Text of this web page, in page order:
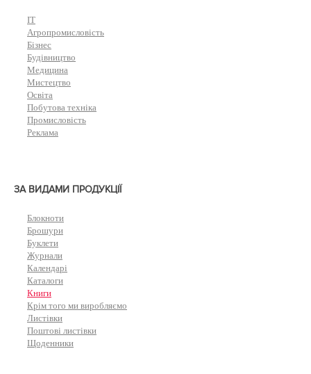
IT
Агропромисловість
Бізнес
Будівництво
Медицина
Мистецтво
Освіта
Побутова техніка
Промисловість
Реклама
ЗА ВИДАМИ ПРОДУКЦІЇ
Блокноти
Брошури
Буклети
Журнали
Календарі
Каталоги
Книги
Крім того ми виробляємо
Листівки
Поштові листівки
Щоденники